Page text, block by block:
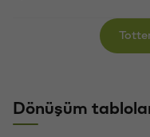
Dönüşüm